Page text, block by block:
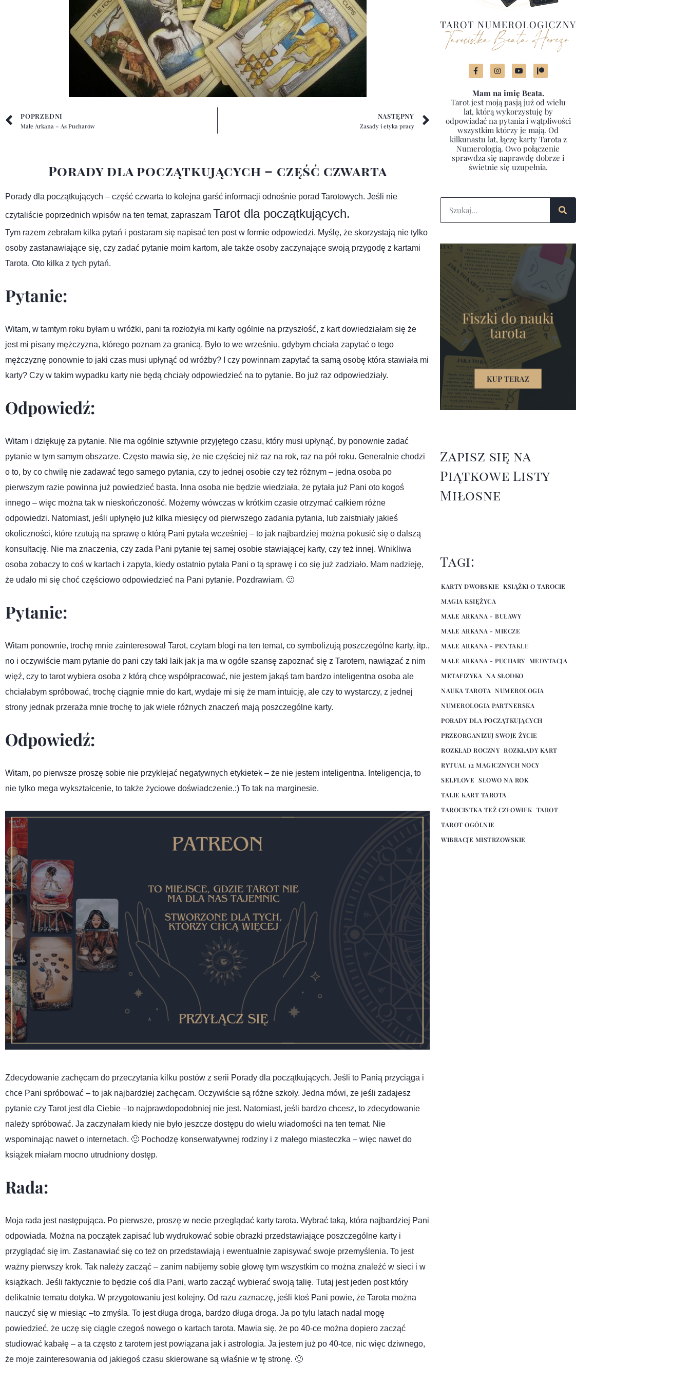
POPRZEDNI
Małe Arkana – As Pucharów
NASTĘPNY
Zasady i etyka pracy
Porady dla początkujących – część czwarta
Porady dla początkujących – część czwarta to kolejna garść informacji odnośnie porad Tarotowych. Jeśli nie
czytaliście poprzednich wpisów na ten temat, zapraszam Tarot dla początkujących.
Tym razem zebrałam kilka pytań i postaram się napisać ten post w formie odpowiedzi. Myślę, że skorzystają nie tylko
osoby zastanawiające się, czy zadać pytanie moim kartom, ale także osoby zaczynające swoją przygodę z kartami
Tarota. Oto kilka z tych pytań.
Pytanie:
Witam, w tamtym roku byłam u wróżki, pani ta rozłożyła mi karty ogólnie na przyszłość, z kart dowiedziałam się że
jest mi pisany mężczyzna, którego poznam za granicą. Było to we wrześniu, gdybym chciała zapytać o tego
mężczyznę ponownie to jaki czas musi upłynąć od wróżby? I czy powinnam zapytać ta samą osobę która stawiała mi
karty? Czy w takim wypadku karty nie będą chciały odpowiedzieć na to pytanie. Bo już raz odpowiedziały.
Odpowiedź:
Witam i dziękuję za pytanie. Nie ma ogólnie sztywnie przyjętego czasu, który musi upłynąć, by ponownie zadać
pytanie w tym samym obszarze. Często mawia się, że nie częściej niż raz na rok, raz na pół roku. Generalnie chodzi
o to, by co chwilę nie zadawać tego samego pytania, czy to jednej osobie czy też różnym – jedna osoba po
pierwszym razie powinna już powiedzieć basta. Inna osoba nie będzie wiedziała, że pytała już Pani oto kogoś
innego – więc można tak w nieskończoność. Możemy wówczas w krótkim czasie otrzymać całkiem różne
odpowiedzi. Natomiast, jeśli upłynęło już kilka miesięcy od pierwszego zadania pytania, lub zaistniały jakieś
okoliczności, które rzutują na sprawę o którą Pani pytała wcześniej – to jak najbardziej można pokusić się o dalszą
konsultację. Nie ma znaczenia, czy zada Pani pytanie tej samej osobie stawiającej karty, czy też innej. Wnikliwa
osoba zobaczy to coś w kartach i zapyta, kiedy ostatnio pytała Pani o tą sprawę i co się już zadziało. Mam nadzieję,
że udało mi się choć częściowo odpowiedzieć na Pani pytanie. Pozdrawiam. 🙂
Pytanie:
Witam ponownie, trochę mnie zainteresował Tarot, czytam blogi na ten temat, co symbolizują poszczególne karty, itp.,
no i oczywiście mam pytanie do pani czy taki laik jak ja ma w ogóle szansę zapoznać się z Tarotem, nawiązać z nim
więź, czy to tarot wybiera osoba z którą chcę współpracować, nie jestem jakąś tam bardzo inteligentna osoba ale
chciałabym spróbować, trochę ciągnie mnie do kart, wydaje mi się że mam intuicję, ale czy to wystarczy, z jednej
strony jednak przeraża mnie trochę to jak wiele różnych znaczeń mają poszczególne karty.
Odpowiedź:
Witam, po pierwsze proszę sobie nie przyklejać negatywnych etykietek – że nie jestem inteligentna. Inteligencja, to
nie tylko mega wykształcenie, to także życiowe doświadczenie.:) To tak na marginesie.
Zdecydowanie zachęcam do przeczytania kilku postów z serii Porady dla początkujących. Jeśli to Panią przyciąga i
chce Pani spróbować – to jak najbardziej zachęcam. Oczywiście są różne szkoły. Jedna mówi, ze jeśli zadajesz
pytanie czy Tarot jest dla Ciebie –to najprawdopodobniej nie jest. Natomiast, jeśli bardzo chcesz, to zdecydowanie
należy spróbować. Ja zaczynałam kiedy nie było jeszcze dostępu do wielu wiadomości na ten temat. Nie
wspominając nawet o internetach. 🙂 Pochodzę konserwatywnej rodziny i z małego miasteczka – więc nawet do
książek miałam mocno utrudniony dostęp.
Rada:
Moja rada jest następująca. Po pierwsze, proszę w necie przeglądać karty tarota. Wybrać taką, która najbardziej Pani
odpowiada. Można na początek zapisać lub wydrukować sobie obrazki przedstawiające poszczególne karty i
przyglądać się im. Zastanawiać się co też on przedstawiają i ewentualnie zapisywać swoje przemyślenia. To jest
ważny pierwszy krok. Tak należy zacząć – zanim nabijemy sobie głowę tym wszystkim co można znaleźć w sieci i w
książkach. Jeśli faktycznie to będzie coś dla Pani, warto zacząć wybierać swoją talię. Tutaj jest jeden post który
delikatnie tematu dotyka. W przygotowaniu jest kolejny. Od razu zaznaczę, jeśli ktoś Pani powie, że Tarota można
nauczyć się w miesiąc –to zmyśla. To jest długa droga, bardzo długa droga. Ja po tylu latach nadal mogę
powiedzieć, że uczę się ciągle czegoś nowego o kartach tarota. Mawia się, że po 40-ce można dopiero zacząć
studiować kabałę – a ta często z tarotem jest powiązana jak i astrologia. Ja jestem już po 40-tce, nic więc dziwnego,
że moje zainteresowania od jakiegoś czasu skierowane są właśnie w tę stronę. 🙂
Mam na imię Beata.
Tarot jest moją pasją już od wielu
lat, którą wykorzystuję by
odpowiadać na pytania i wątpliwości
wszystkim którzy je mają. Od
kilkunastu lat, łączę karty Tarota z
Numerologią. Owo połączenie
sprawdza się naprawdę dobrze i
świetnie się uzupełnia.
Zapisz się na
Piątkowe Listy
Miłosne
Tagi:
KARTY DWORSKIE KSIĄŻKI O TAROCIE
MAGIA KSIĘŻYCA
MAŁE ARKANA - BUŁAWY
MAŁE ARKANA - MIECZE
MAŁE ARKANA - PENTAKLE
MAŁE ARKANA - PUCHARY MEDYTACJA
METAFIZYKA NA SŁODKO
NAUKA TAROTA NUMEROLOGIA
NUMEROLOGIA PARTNERSKA
PORADY DLA POCZĄTKUJĄCYCH
PRZEORGANIZUJ SWOJE ŻYCIE
ROZKŁAD ROCZNY ROZKŁADY KART
RYTUAŁ 12 MAGICZNYCH NOCY
SELFLOVE SŁOWO NA ROK
TALIE KART TAROTA
TAROCISTKA TEŻ CZŁOWIEK TAROT
TAROT OGÓLNIE
WIBRACJE MISTRZOWSKIE